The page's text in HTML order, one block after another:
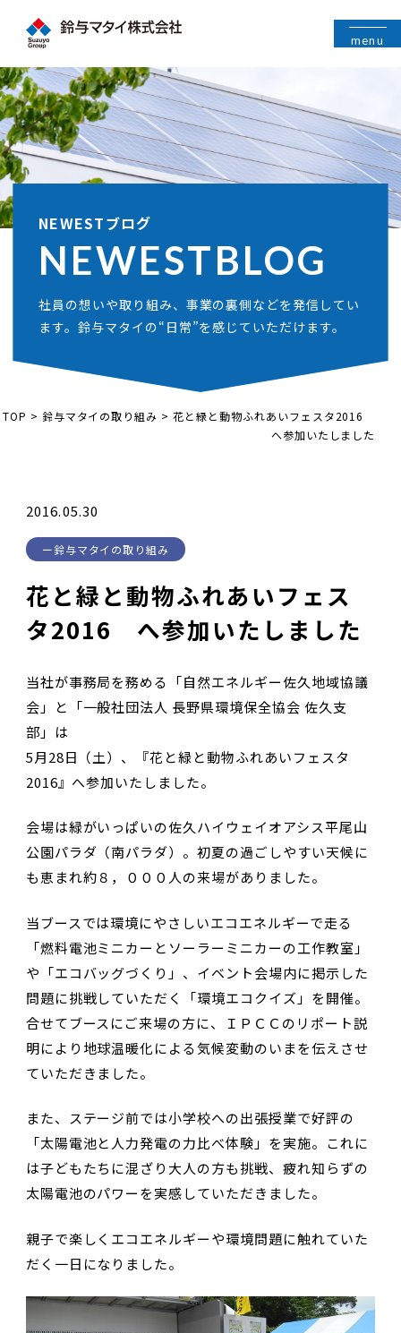
menu
NEWESTブログ
NEWESTBLOG
社員の想いや取り組み、事業の裏側などを発信してい
ます。鈴与マタイの“日常”を感じていただけます。
TOP > 鈴与マタイの取り組み >花と緑と動物ふれあいフェスタ2016
へ参加いたしました
2016.05.30
鈴与マタイの取り組み
花と緑と動物ふれあいフェス
タ2016 へ参加いたしました
当社が事務局を務める「自然エネルギー佐久地域協議
会」と「一般社団法人 長野県環境保全協会 佐久支
部」は
5月28日（土）、『花と緑と動物ふれあいフェスタ
2016』へ参加いたしました。
会場は緑がいっぱいの佐久ハイウェイオアシス平尾山
公園パラダ（南パラダ）。初夏の過ごしやすい天候に
も恵まれ約８，０００人の来場がありました。
当ブースでは環境にやさしいエコエネルギーで走る
「燃料電池ミニカーとソーラーミニカーの工作教室」
や「エコバッグづくり」、イベント会場内に掲示した
問題に挑戦していただく「環境エコクイズ」を開催。
合せてブースにご来場の方に、ＩＰＣＣのリポート説
明により地球温暖化による気候変動のいまを伝えさせ
ていただきました。
また、ステージ前では小学校への出張授業で好評の
「太陽電池と人力発電の力比べ体験」を実施。これに
は子どもたちに混ざり大人の方も挑戦、疲れ知らずの
太陽電池のパワーを実感していただきました。
親子で楽しくエコエネルギーや環境問題に触れていた
だく一日になりました。